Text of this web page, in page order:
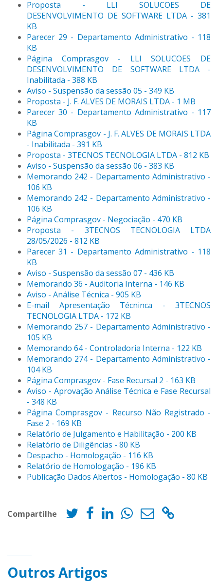
Proposta - LLI SOLUCOES DE
DESENVOLVIMENTO DE SOFTWARE LTDA - 381
KB
Parecer 29 - Departamento Administrativo - 118
KB
Página Comprasgov - LLI SOLUCOES DE
DESENVOLVIMENTO DE SOFTWARE LTDA -
Inabilitada - 388 KB
Aviso - Suspensão da sessão 05 - 349 KB
Proposta - J. F. ALVES DE MORAIS LTDA - 1 MB
Parecer 30 - Departamento Administrativo - 117
KB
Página Comprasgov - J. F. ALVES DE MORAIS LTDA
- Inabilitada - 391 KB
Proposta - 3TECNOS TECNOLOGIA LTDA - 812 KB
Aviso - Suspensão da sessão 06 - 383 KB
Memorando 242 - Departamento Administrativo -
106 KB
Memorando 242 - Departamento Administrativo -
106 KB
Página Comprasgov - Negociação - 470 KB
Proposta - 3TECNOS TECNOLOGIA LTDA
28/05/2026 - 812 KB
Parecer 31 - Departamento Administrativo - 118
KB
Aviso - Suspensão da sessão 07 - 436 KB
Memorando 36 - Auditoria Interna - 146 KB
Aviso - Análise Técnica - 905 KB
E-mail Apresentação Técninca - 3TECNOS
TECNOLOGIA LTDA - 172 KB
Memorando 257 - Departamento Administrativo -
105 KB
Memorando 64 - Controladoria Interna - 122 KB
Memorando 274 - Departamento Administrativo -
104 KB
Página Comprasgov - Fase Recursal 2 - 163 KB
Aviso - Aprovação Análise Técnica e Fase Recursal
- 348 KB
Página Comprasgov - Recurso Não Registrado -
Fase 2 - 169 KB
Relatório de Julgamento e Habilitação - 200 KB
Relatório de Diligências - 80 KB
Despacho - Homologação - 116 KB
Relatório de Homologação - 196 KB
Publicação Dados Abertos - Homologação - 80 KB
Compartilhe
Outros Artigos